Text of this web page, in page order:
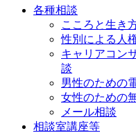
各種相談
こころと生き
性別による人
キャリアコン
談
男性のための
女性のための
メール相談
相談室講座等